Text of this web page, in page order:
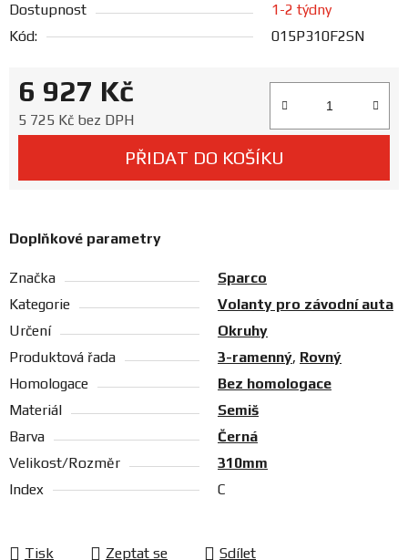
Blog
a
katalogy
Dostupnost
1-2 týdny
Kód:
015P310F2SN
6 927 Kč
5 725 Kč bez DPH
PŘIDAT DO KOŠÍKU
Doplňkové parametry
Značka
Sparco
Kategorie
Volanty pro závodní auta
Určení
Okruhy
Produktová řada
3-ramenný, Rovný
Homologace
Bez homologace
Materiál
Semiš
Barva
Černá
Velikost/Rozměr
310mm
Index
C
Tisk Zeptat se Sdílet